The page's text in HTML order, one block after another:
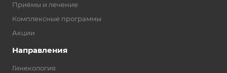
Приёмы и лечение
Комплексные программы
Акции
Направления
Гинекология